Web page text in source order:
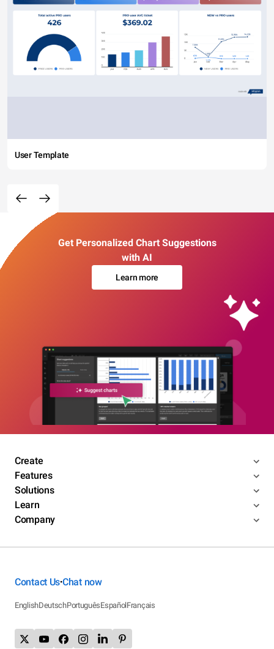
User Template
Get Personalized Chart Suggestions
with AI
Learn more
Create
Features
Solutions
Learn
Company
Contact Us•Chat now
EnglishDeutschPortuguêsEspañolFrançais